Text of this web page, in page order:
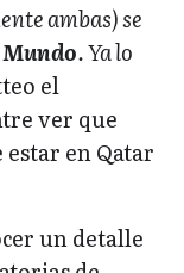
ambas) se
Mundo. Ya lo
el
ver que
en Qatar
un detalle